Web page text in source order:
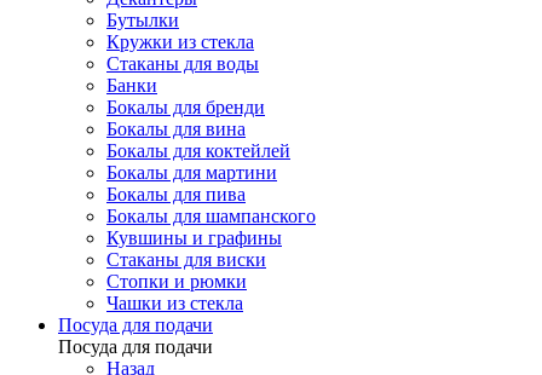
Бутылки
Кружки из стекла
Стаканы для воды
Банки
Бокалы для бренди
Бокалы для вина
Бокалы для коктейлей
Бокалы для мартини
Бокалы для пива
Бокалы для шампанского
Кувшины и графины
Стаканы для виски
Стопки и рюмки
Чашки из стекла
Посуда для подачи
Посуда для подачи
Назад